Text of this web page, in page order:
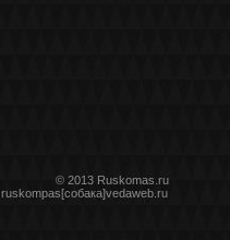
© 2013 Ruskomas.ru
ruskompas[собака]vedaweb.ru